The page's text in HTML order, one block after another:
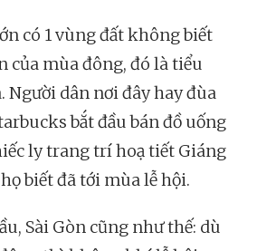
có 1 vùng đất không biết
của mùa đông, đó là tiểu
Người dân nơi đây hay đùa
bắt đầu bán đồ uống
ly trang trí hoạ tiết Giáng
biết đã tới mùa lễ hội.
Sài Gòn cũng như thế: dù